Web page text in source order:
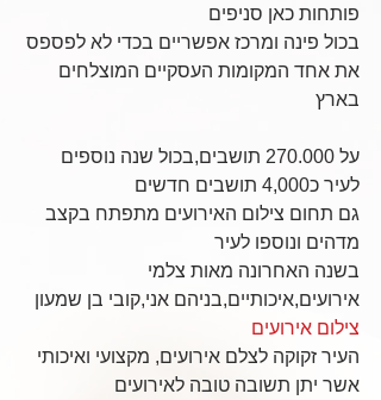
פותחות כאן סניפים
בכול פינה ומרכז אפשריים בכדי לא לפספס
את אחד המקומות העסקיים המוצלחים
בארץ
על 270.000 תושבים,בכול שנה נוספים
לעיר כ4,000 תושבים חדשים
גם תחום צילום האירועים מתפתח בקצב
מדהים ונוספו לעיר
בשנה האחרונה מאות צלמי
אירועים,איכותיים,בניהם אני,קובי בן שמעון
צילום אירועים
העיר זקוקה לצלם אירועים, מקצועי ואיכותי
אשר יתן תשובה טובה לאירועים